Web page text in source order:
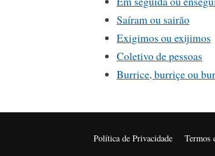
Saíram ou sairão
Exigimos ou exijimos
Coletivo de pessoas
Burrice, burriçe ou
Política de Privacidade Termos